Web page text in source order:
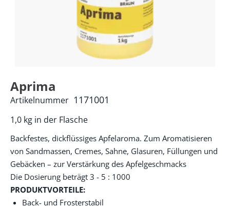
Aprima
1,0 kg in der Flasche
Artikelnummer 1171001
Backfestes, dickflüssiges Apfelaroma. Zum Aromatisieren
von Sandmassen, Cremes, Sahne, Glasuren, Füllungen und
Gebäcken – zur Verstärkung des Apfelgeschmacks
Die Dosierung beträgt 3 - 5 : 1000
PRODUKTVORTEILE:
Back- und Frosterstabil